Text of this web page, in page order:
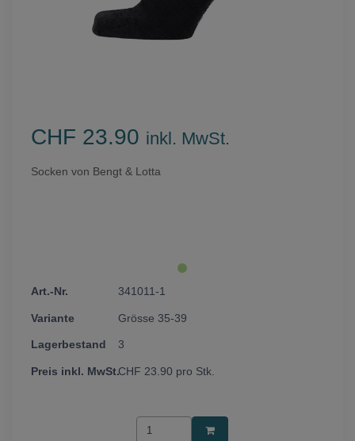
CHF 23.90 inkl. MwSt.
Socken von Bengt & Lotta
341011-1
Grösse 35-39
3
CHF 23.90 pro Stk.